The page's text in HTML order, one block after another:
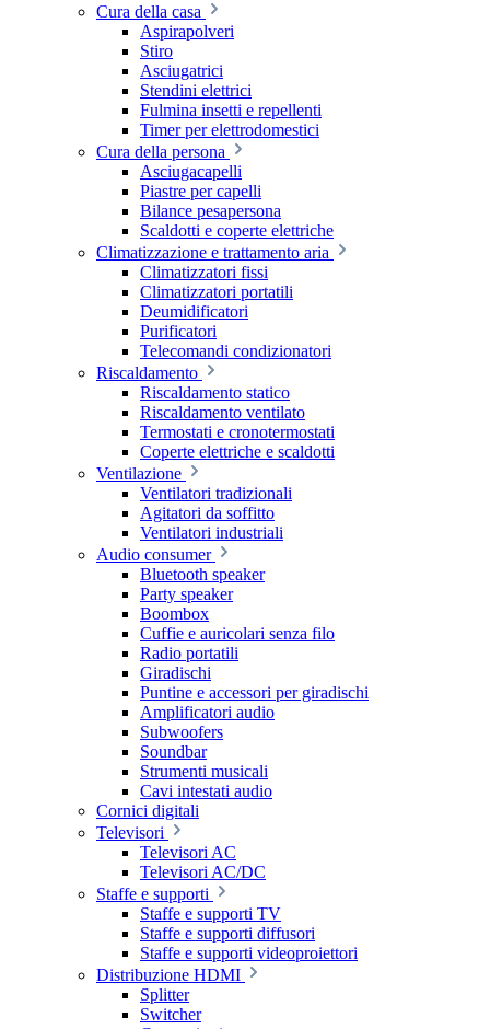
Cura della casa
Aspirapolveri
Stiro
Asciugatrici
Stendini elettrici
Fulmina insetti e repellenti
Timer per elettrodomestici
Cura della persona
Asciugacapelli
Piastre per capelli
Bilance pesapersona
Scaldotti e coperte elettriche
Climatizzazione e trattamento aria
Climatizzatori fissi
Climatizzatori portatili
Deumidificatori
Purificatori
Telecomandi condizionatori
Riscaldamento
Riscaldamento statico
Riscaldamento ventilato
Termostati e cronotermostati
Coperte elettriche e scaldotti
Ventilazione
Ventilatori tradizionali
Agitatori da soffitto
Ventilatori industriali
Audio consumer
Bluetooth speaker
Party speaker
Boombox
Cuffie e auricolari senza filo
Radio portatili
Giradischi
Puntine e accessori per giradischi
Amplificatori audio
Subwoofers
Soundbar
Strumenti musicali
Cavi intestati audio
Cornici digitali
Televisori
Televisori AC
Televisori AC/DC
Staffe e supporti
Staffe e supporti TV
Staffe e supporti diffusori
Staffe e supporti videoproiettori
Distribuzione HDMI
Splitter
Switcher